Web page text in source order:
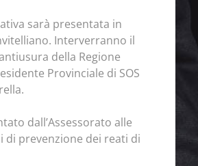
sarà presentata in
Interverranno il
della Regione
Provinciale di SOS
dall’Assessorato alle
di prevenzione dei reati di